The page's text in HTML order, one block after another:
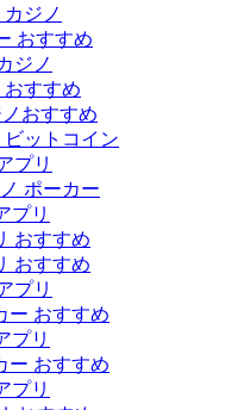
ジノ
おすすめ
ジノ
すすめ
おすすめ
ットコイン
プリ
ポーカー
プリ
おすすめ
おすすめ
プリ
ー おすすめ
プリ
ー おすすめ
プリ